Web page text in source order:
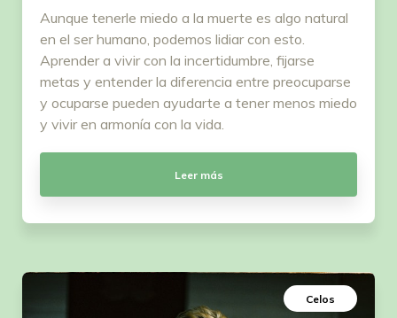
Aunque tenerle miedo a la muerte es algo natural
en el ser humano, podemos lidiar con esto.
Aprender a vivir con la incertidumbre, fijarse
metas y entender la diferencia entre preocuparse
y ocuparse pueden ayudarte a tener menos miedo
y vivir en armonía con la vida.
Leer más
Celos